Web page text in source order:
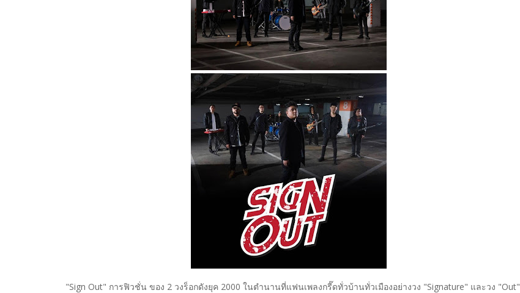
"Sign Out" การฟิวชั่น​ ของ​ 2​ วงร็อกดังยุค​ 2000 ในตำนาน​ที่แฟนเพลงกรี๊ดทั่วบ้านทั่วเมืองอย่างวง ​"Signature" และวง "Out"